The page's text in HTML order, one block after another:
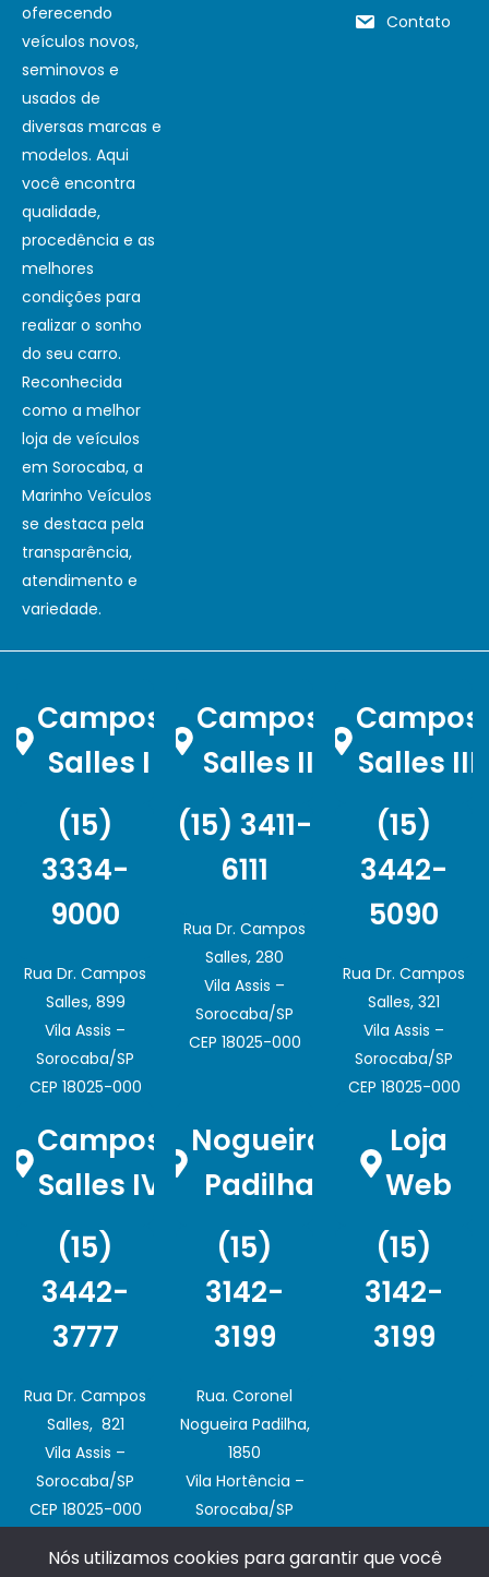
oferecendo
veículos novos,
seminovos e
usados de
diversas marcas e
modelos. Aqui
você encontra
qualidade,
procedência e as
melhores
condições para
realizar o sonho
do seu carro.
Reconhecida
como a melhor
loja de veículos
em Sorocaba, a
Marinho Veículos
se destaca pela
transparência,
atendimento e
variedade.
Contato
Campos
Salles I
(15)
3334-
9000
Rua Dr. Campos
Salles, 899
Vila Assis –
Sorocaba/SP
CEP 18025-000
Campos
Salles II
(15) 3411-
6111
Rua Dr. Campos
Salles, 280
Vila Assis –
Sorocaba/SP
CEP 18025-000
Campos
Salles III
(15)
3442-
5090
Rua Dr. Campos
Salles, 321
Vila Assis –
Sorocaba/SP
CEP 18025-000
Campos
Salles IV
(15)
3442-
3777
Rua Dr. Campos
Salles, 821
Vila Assis –
Sorocaba/SP
CEP 18025-000
Nogueira
Padilha
(15)
3142-
3199
Rua. Coronel
Nogueira Padilha,
1850
Vila Hortência –
Sorocaba/SP
Loja
Web
(15)
3142-
3199
Nós utilizamos cookies para garantir que você